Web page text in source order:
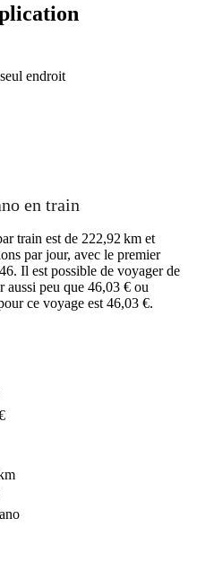
endroit
en train
train est de 222,92 km et
par jour, avec le premier
Il est possible de voyager de
aussi peu que 46,03 € ou
ce voyage est 46,03 €.